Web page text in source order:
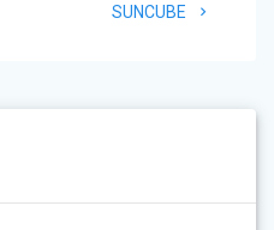
suivant
SUNCUBE